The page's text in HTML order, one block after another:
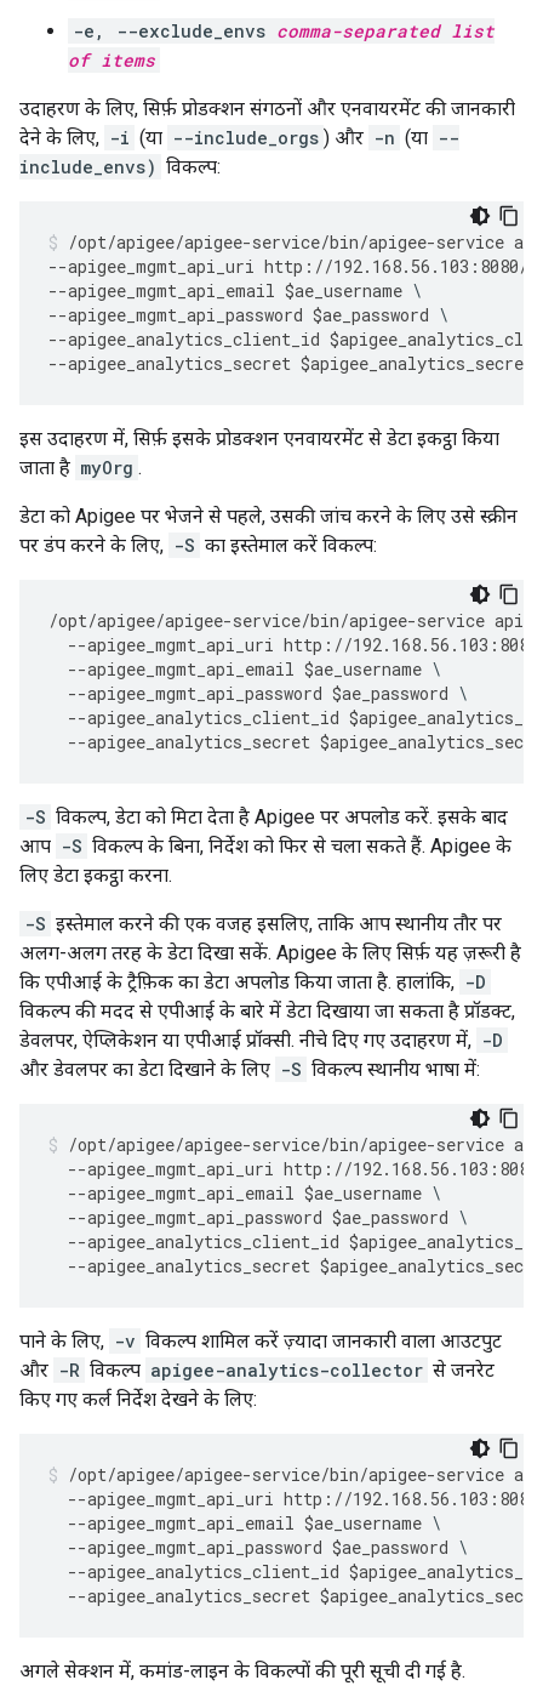
-e, --exclude_envs comma-separated list
of items
उदाहरण के लिए, सिर्फ़ प्रोडक्शन संगठनों और एनवायरमेंट की जानकारी
देने के लिए, -i (या --include_orgs ) और -n (या --
include_envs) विकल्प:
/opt/apigee/apigee-service/bin/apigee-service
--apigee_mgmt_api_uri http : //192.168. 56.103 : 8080/
--apigee_mgmt_api_email $ae_username
--apigee_mgmt_api_password $ae_password
--apigee_analytics_client_id $
--apigee_analytics_secret $apigee_analytics_secret
इस उदाहरण में, सिर्फ़ इसके प्रोडक्शन एनवायरमेंट से डेटा इकट्ठा किया
जाता है myOrg .
डेटा को Apigee पर भेजने से पहले, उसकी जांच करने के लिए उसे स्क्रीन
पर डंप करने के लिए, -S का इस्तेमाल करें विकल्प:
/opt/apigee/apigee-service/bin/apigee-service
--apigee_mgmt_api_uri http : //192.168. 56.103 : 8080
--apigee_mgmt_api_email $ae_username
--apigee_mgmt_api_password $ae_password
--apigee_analytics_client_id $
--apigee_analytics_secret $
-S विकल्प, डेटा को मिटा देता है Apigee पर अपलोड करें. इसके बाद
आप -S विकल्प के बिना, निर्देश को फिर से चला सकते हैं. Apigee के
लिए डेटा इकट्ठा करना.
-S इस्तेमाल करने की एक वजह इसलिए, ताकि आप स्थानीय तौर पर
अलग-अलग तरह के डेटा दिखा सकें. Apigee के लिए सिर्फ़ यह ज़रूरी है
कि एपीआई के ट्रैफ़िक का डेटा अपलोड किया जाता है. हालांकि, -D
विकल्प की मदद से एपीआई के बारे में डेटा दिखाया जा सकता है प्रॉडक्ट,
डेवलपर, ऐप्लिकेशन या एपीआई प्रॉक्सी. नीचे दिए गए उदाहरण में, -D
और डेवलपर का डेटा दिखाने के लिए -S विकल्प स्थानीय भाषा में:
/opt/apigee/apigee-service/bin/apigee-service
--apigee_mgmt_api_uri http : //192.168. 56.103 : 8080
--apigee_mgmt_api_email $ae_username
--apigee_mgmt_api_password $ae_password
--apigee_analytics_client_id $
--apigee_analytics_secret $
पाने के लिए, -v विकल्प शामिल करें ज़्यादा जानकारी वाला आउटपुट
और -R विकल्प apigee-analytics-collector से जनरेट
किए गए कर्ल निर्देश देखने के लिए:
/opt/apigee/apigee-service/bin/apigee-service
--apigee_mgmt_api_uri http : //192.168. 56.103 : 8080
--apigee_mgmt_api_email $ae_username
--apigee_mgmt_api_password $ae_password
--apigee_analytics_client_id $
--apigee_analytics_secret $
अगले सेक्शन में, कमांड-लाइन के विकल्पों की पूरी सूची दी गई है.